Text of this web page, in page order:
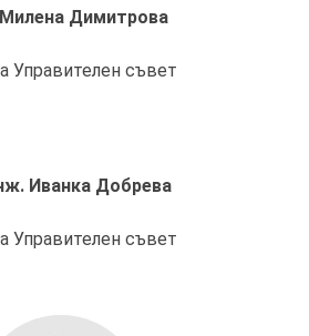
Димитрова
Управителен съвет
Иванка Добрева
Управителен съвет